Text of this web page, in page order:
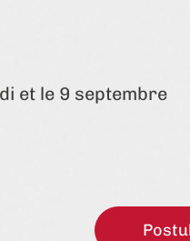
et le 9 septembre